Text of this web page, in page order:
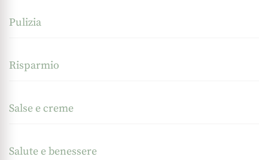
Pulizia
Risparmio
Salse e creme
Salute e benessere